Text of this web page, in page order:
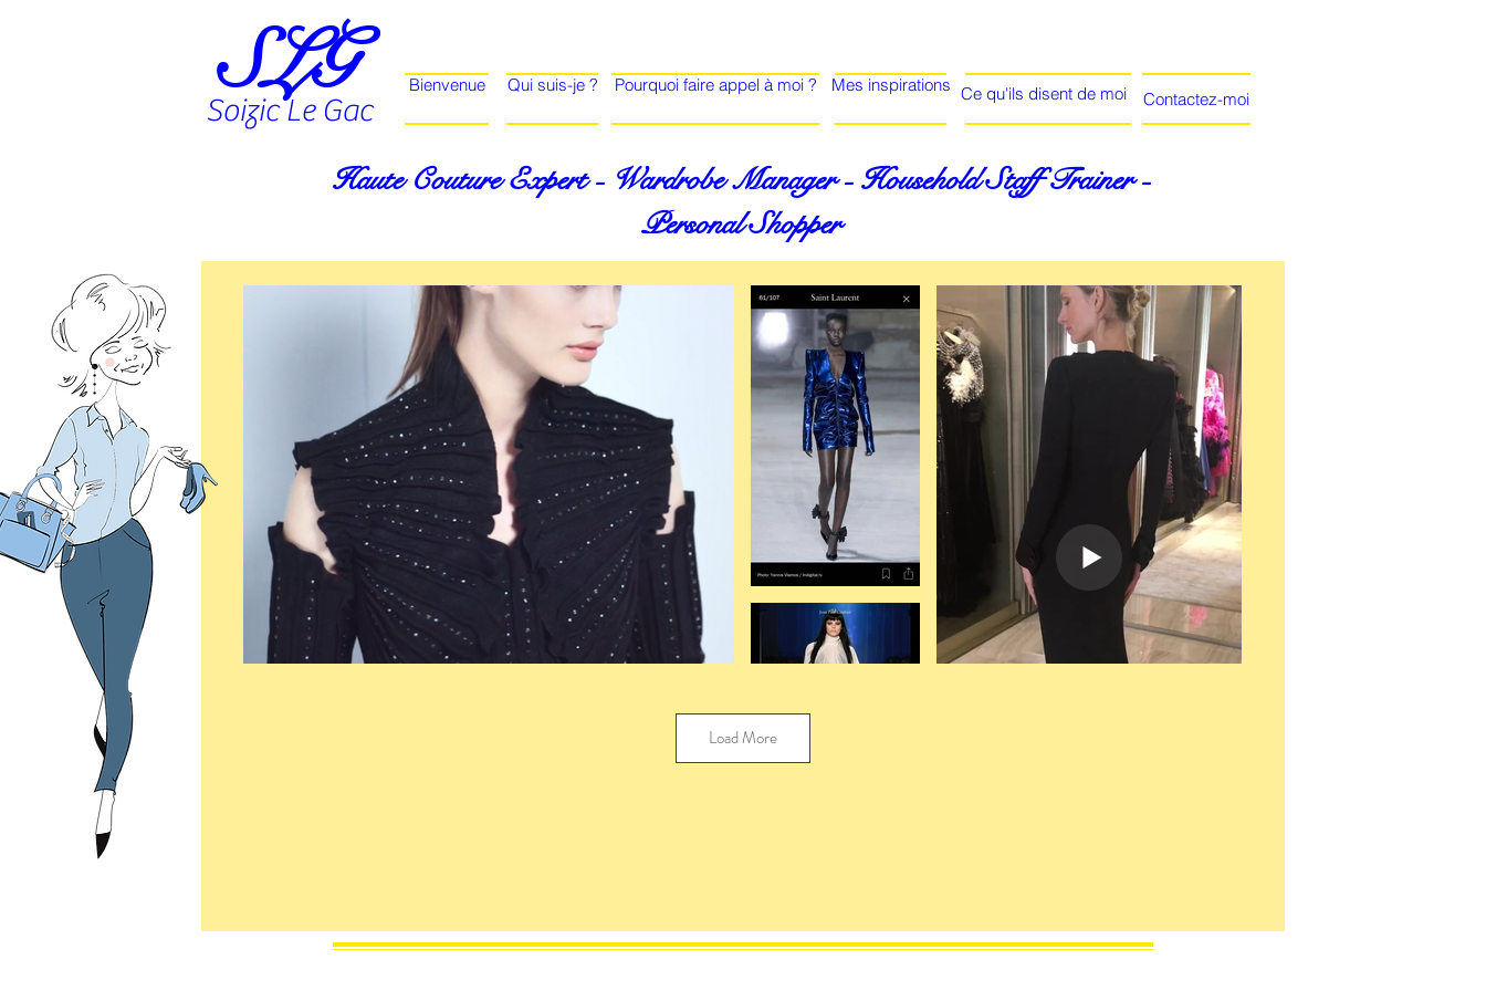
SLG
Soizic Le Gac
Bienvenue Qui suis-je ? Pourquoi faire appel à moi ? Mes inspirations Ce qu'ils disent de moi Contactez-moi
Load More
Haute Couture Expert - Wardrobe Manager - Household Staff Trainer -
Personal Shopper